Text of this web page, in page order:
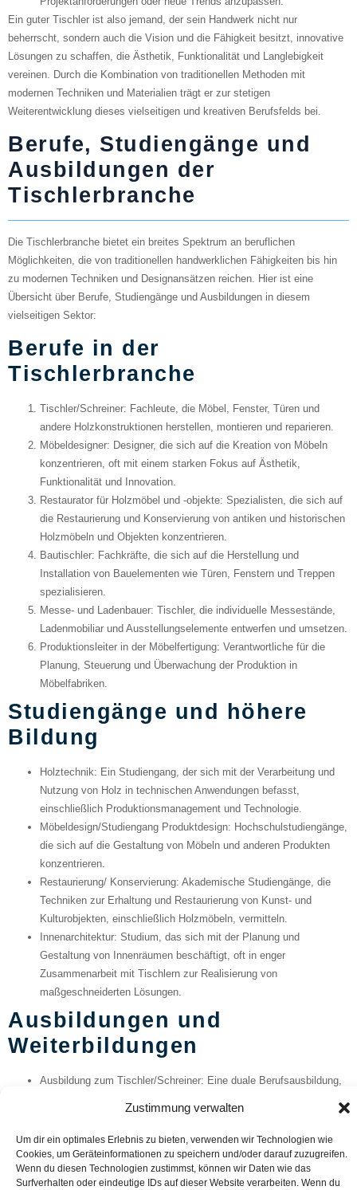
Zustimmung verwalten
Um dir ein optimales Erlebnis zu bieten, verwenden wir Technologien wie
Cookies, um Geräteinformationen zu speichern und/oder darauf zuzugreifen.
Wenn du diesen Technologien zustimmst, können wir Daten wie das
Surfverhalten oder eindeutige IDs auf dieser Website verarbeiten. Wenn du
Ein guter Tischler ist also jemand, der sein Handwerk nicht nur
beherrscht, sondern auch die Vision und die Fähigkeit besitzt, innovative
Lösungen zu schaffen, die Ästhetik, Funktionalität und Langlebigkeit
vereinen. Durch die Kombination von traditionellen Methoden mit
modernen Techniken und Materialien trägt er zur stetigen
Weiterentwicklung dieses vielseitigen und kreativen Berufsfelds bei.
Berufe, Studiengänge und
Ausbildungen der
Tischlerbranche
Die Tischlerbranche bietet ein breites Spektrum an beruflichen
Möglichkeiten, die von traditionellen handwerklichen Fähigkeiten bis hin
zu modernen Techniken und Designansätzen reichen. Hier ist eine
Übersicht über Berufe, Studiengänge und Ausbildungen in diesem
vielseitigen Sektor:
Berufe in der
Tischlerbranche
Tischler/Schreiner: Fachleute, die Möbel, Fenster, Türen und
andere Holzkonstruktionen herstellen, montieren und reparieren.
Möbeldesigner: Designer, die sich auf die Kreation von Möbeln
konzentrieren, oft mit einem starken Fokus auf Ästhetik,
Funktionalität und Innovation.
Restaurator für Holzmöbel und -objekte: Spezialisten, die sich auf
die Restaurierung und Konservierung von antiken und historischen
Holzmöbeln und Objekten konzentrieren.
Bautischler: Fachkräfte, die sich auf die Herstellung und
Installation von Bauelementen wie Türen, Fenstern und Treppen
spezialisieren.
Messe- und Ladenbauer: Tischler, die individuelle Messestände,
Ladenmobiliar und Ausstellungselemente entwerfen und umsetzen.
Produktionsleiter in der Möbelfertigung: Verantwortliche für die
Planung, Steuerung und Überwachung der Produktion in
Möbelfabriken.
Studiengänge und höhere
Bildung
Holztechnik: Ein Studiengang, der sich mit der Verarbeitung und
Nutzung von Holz in technischen Anwendungen befasst,
einschließlich Produktionsmanagement und Technologie.
Möbeldesign/Studiengang Produktdesign: Hochschulstudiengänge,
die sich auf die Gestaltung von Möbeln und anderen Produkten
konzentrieren.
Restaurierung/ Konservierung: Akademische Studiengänge, die
Techniken zur Erhaltung und Restaurierung von Kunst- und
Kulturobjekten, einschließlich Holzmöbeln, vermitteln.
Innenarchitektur: Studium, das sich mit der Planung und
Gestaltung von Innenräumen beschäftigt, oft in enger
Zusammenarbeit mit Tischlern zur Realisierung von
maßgeschneiderten Lösungen.
Ausbildungen und
Weiterbildungen
Ausbildung zum Tischler/Schreiner: Eine duale Berufsausbildung,
mit Holz und anderen Materialien vermittelt.
Meisterausbildung im Tischlerhandwerk: Weiterbildung, die auf die
Meisterprüfung vorbereitet und zur Übernahme von
Führungsaufgaben sowie zur Selbstständigkeit befähigt.